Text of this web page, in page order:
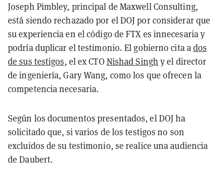
Joseph Pimbley, principal de Maxwell Consulting,
está siendo rechazado por el DOJ por considerar que
su experiencia en el código de FTX es innecesaria y
podría duplicar el testimonio. El gobierno cita ados
de sus testigos, el ex CTONishad Singh y el director
de ingeniería, Gary Wang, como los que ofrecen la
competencia necesaria.
Según los documentos presentados, el DOJ ha
solicitado que, si varios de los testigos no son
excluidos de su testimonio, se realice una audiencia
de Daubert.